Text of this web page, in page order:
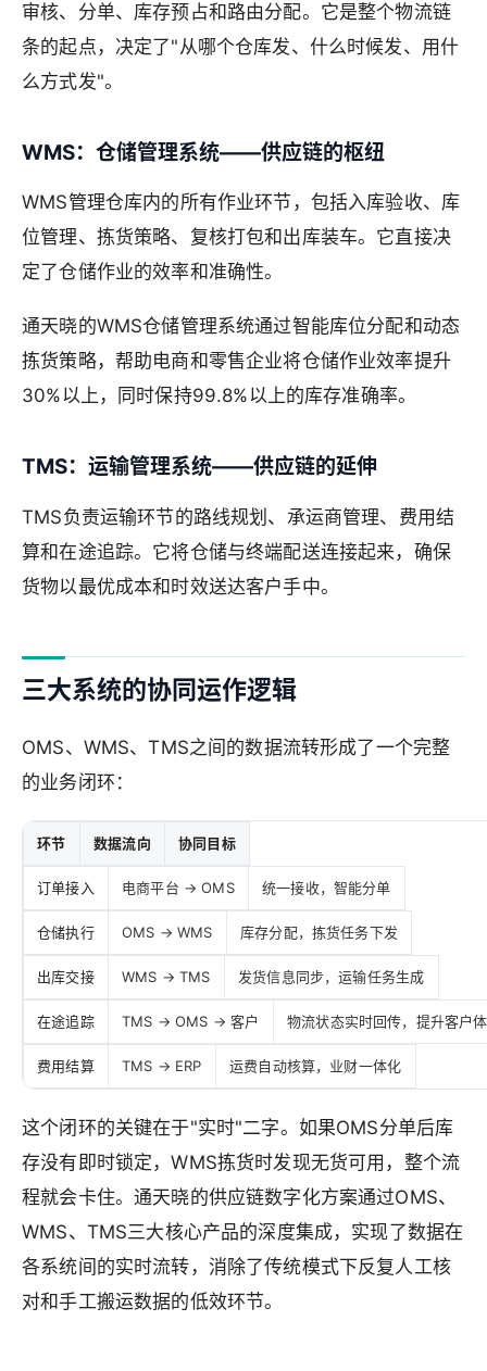
审核、分单、库存预占和路由分配。它是整个物流链
条的起点，决定了"从哪个仓库发、什么时候发、用什
么方式发"。
WMS：仓储管理系统——供应链的枢纽
WMS管理仓库内的所有作业环节，包括入库验收、库
位管理、拣货策略、复核打包和出库装车。它直接决
定了仓储作业的效率和准确性。
通天晓的WMS仓储管理系统通过智能库位分配和动态
拣货策略，帮助电商和零售企业将仓储作业效率提升
30%以上，同时保持99.8%以上的库存准确率。
TMS：运输管理系统——供应链的延伸
TMS负责运输环节的路线规划、承运商管理、费用结
算和在途追踪。它将仓储与终端配送连接起来，确保
货物以最优成本和时效送达客户手中。
三大系统的协同运作逻辑
OMS、WMS、TMS之间的数据流转形成了一个完整
的业务闭环：
环节 数据流向 协同目标
订单接入 电商平台 → OMS 统一接收，智能分单
仓储执行 OMS → WMS 库存分配，拣货任务下发
出库交接 WMS → TMS 发货信息同步，运输任务生成
在途追踪 TMS → OMS → 客户 物流状态实时回传，提升客户
费用结算 TMS → ERP 运费自动核算，业财一体化
这个闭环的关键在于"实时"二字。如果OMS分单后库
存没有即时锁定，WMS拣货时发现无货可用，整个流
程就会卡住。通天晓的供应链数字化方案通过OMS、
WMS、TMS三大核心产品的深度集成，实现了数据在
各系统间的实时流转，消除了传统模式下反复人工核
对和手工搬运数据的低效环节。